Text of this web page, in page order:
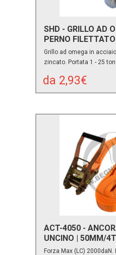
SHD - GRILLO AD
PERNO FILETTATO
Grillo ad omega in
zincato. Portata 1 - 25
da 2,93€
ACT-4050 -
UNCINO | 50MM/
Forza Max (LC)